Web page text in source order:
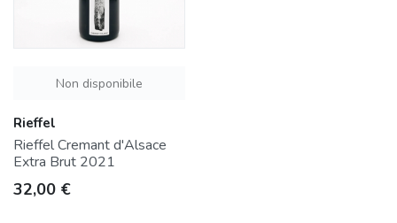
Non disponibile
Rieffel
Rieffel Cremant d'Alsace
Extra Brut 2021
Prezzo
32,00 €